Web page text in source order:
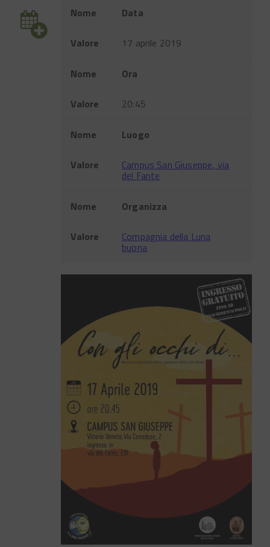
Evento
Nome Data
Valore 17 aprile 2019
Nome Ora
Valore 20:45
Nome Luogo
Valore Campus San Giuseppe, via
del Fante
Nome Organizza
Valore Compagnia della Luna
buona